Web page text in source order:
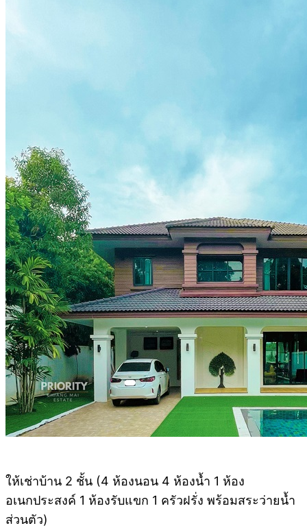
ให้เช่าบ้าน 2 ชั้น (4 ห้องนอน 4 ห้องน้ำ 1 ห้อง
อเนกประสงค์ 1 ห้องรับแขก 1 ครัวฝรั่ง พร้อมสระว่ายน้ำ
ส่วนตัว)